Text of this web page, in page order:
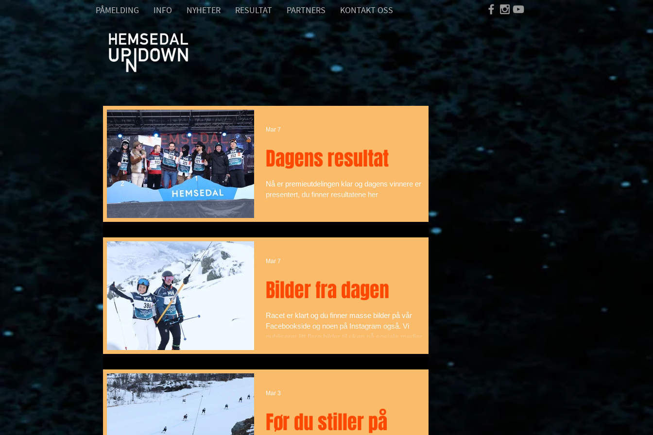
PÅMELDING INFO NYHETER RESULTAT PARTNERS KONTAKT OSS
Dagens resultat
Nå er premieutdelingen klar og dagens vinnere er
presentert, du finner resultatene her
Mar 7
Bilder fra dagen
Racet er klart og du finner masse bilder på vår
Facebookside og noen på Instagram også. Vi
publiserer litt flere bilder til uken på sosiale medier.
Facebook, Instagram og Youtube.
Mar 7
Før du stiller på
Mar 3